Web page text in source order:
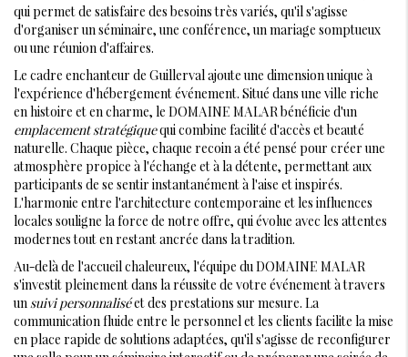
qui permet de satisfaire des besoins très variés, qu'il s'agisse
d'organiser un séminaire, une conférence, un mariage somptueux
ou une réunion d'affaires.
Le cadre enchanteur de Guillerval ajoute une dimension unique à
l'expérience d'hébergement événement. Situé dans une ville riche
en histoire et en charme, le DOMAINE MALAR bénéficie d'un
emplacement stratégiquequi combine facilité d'accès et beauté
naturelle. Chaque pièce, chaque recoin a été pensé pour créer une
atmosphère propice à l'échange et à la détente, permettant aux
participants de se sentir instantanément à l'aise et inspirés.
L'harmonie entre l'architecture contemporaine et les influences
locales souligne la force de notre offre, qui évolue avec les attentes
modernes tout en restant ancrée dans la tradition.
Au-delà de l'accueil chaleureux, l'équipe du DOMAINE MALAR
s'investit pleinement dans la réussite de votre événement à travers
un suivi personnaliséet des prestations sur mesure. La
communication fluide entre le personnel et les clients facilite la mise
en place rapide de solutions adaptées, qu'il s'agisse de reconfigurer